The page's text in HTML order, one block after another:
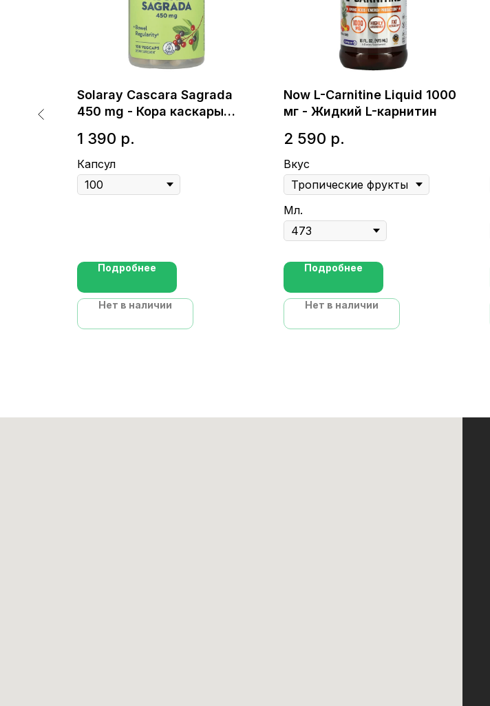
Solaray Cascara Sagrada
450 mg - Кора каскары
1 390 р.
Капсул
Подробнее
Нет в наличии
Now L-Carnitine Liquid 1000
мг - Жидкий L-карнитин
2 590 р.
Вкус
Мл.
Подробнее
Нет в наличии